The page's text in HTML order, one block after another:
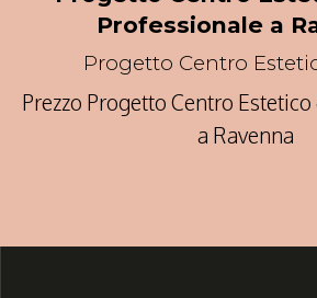
Professionale a
Progetto Centro
Prezzo Progetto Centro
a Ravenna